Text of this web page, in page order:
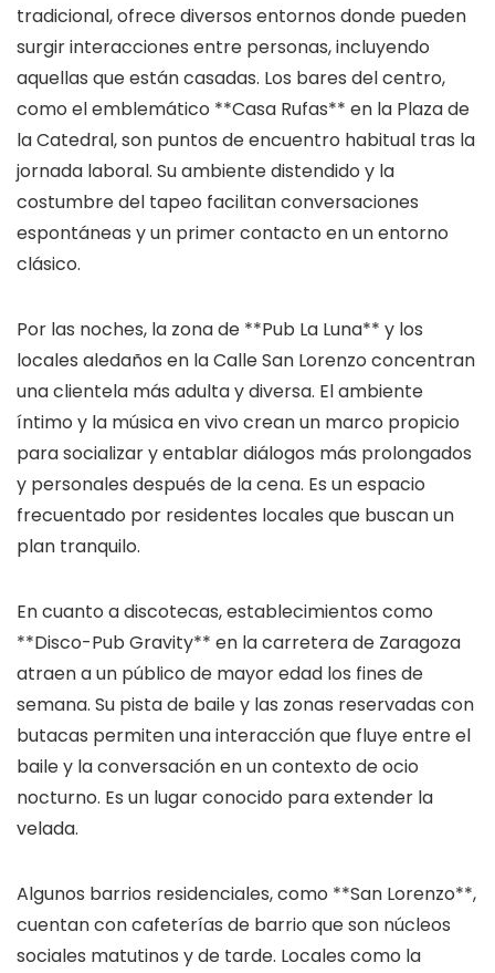
tradicional, ofrece diversos entornos donde pueden
surgir interacciones entre personas, incluyendo
aquellas que están casadas. Los bares del centro,
como el emblemático **Casa Rufas** en la Plaza de
la Catedral, son puntos de encuentro habitual tras la
jornada laboral. Su ambiente distendido y la
costumbre del tapeo facilitan conversaciones
espontáneas y un primer contacto en un entorno
clásico.
Por las noches, la zona de **Pub La Luna** y los
locales aledaños en la Calle San Lorenzo concentran
una clientela más adulta y diversa. El ambiente
íntimo y la música en vivo crean un marco propicio
para socializar y entablar diálogos más prolongados
y personales después de la cena. Es un espacio
frecuentado por residentes locales que buscan un
plan tranquilo.
En cuanto a discotecas, establecimientos como
**Disco-Pub Gravity** en la carretera de Zaragoza
atraen a un público de mayor edad los fines de
semana. Su pista de baile y las zonas reservadas con
butacas permiten una interacción que fluye entre el
baile y la conversación en un contexto de ocio
nocturno. Es un lugar conocido para extender la
velada.
Algunos barrios residenciales, como **San Lorenzo**,
cuentan con cafeterías de barrio que son núcleos
sociales matutinos y de tarde. Locales como la